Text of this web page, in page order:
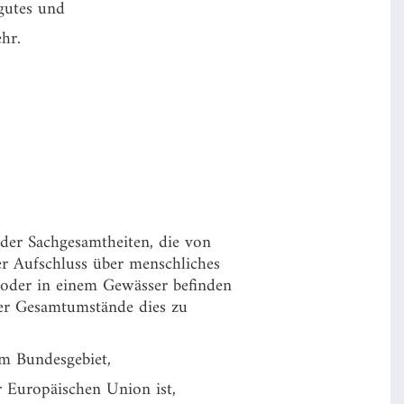
und
Sachgesamtheiten, die von
Aufschluss über menschliches
in einem Gewässer befinden
Gesamtumstände dies zu
Bundesgebiet,
Union ist,